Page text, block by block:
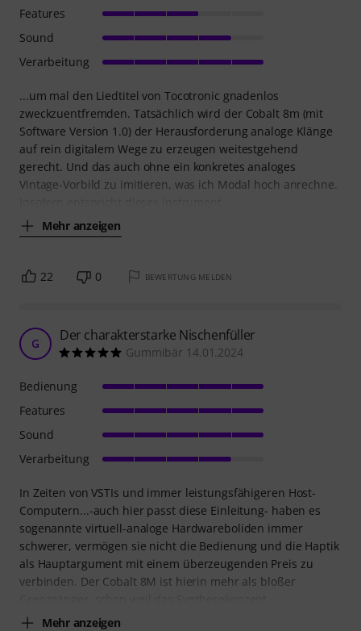
...um mal den Liedtitel von Tocotronic gnadenlos
zweckzuentfremden. Tatsächlich wird der Cobalt 8m (mit
Software Version 1.0) der Herausforderung analoge Klänge
auf rein digitalem Wege zu erzeugen weitestgehend
gerecht. Und das auch ohne ein konkretes analoges
Vintage-Vorbild zu imitieren, was ich Modal hoch anrechne.
Mehr anzeigen
Features
Sound
Verarbeitung
22 0 BEWERTUNG MELDEN
G Der charakterstarke Nischenfüller
Gummibär 14.01.2024
In Zeiten von VSTIs und immer leistungsfähigeren Host-
Computern...-auch hier passt diese Einleitung- haben es
sogenannte virtuell-analoge Hardwareboliden immer
schwerer, vermögen sie nicht die Bedienung und die Haptik
als Hauptargument mit einem überzeugenden Preis zu
verbinden. Der Cobalt 8M ist hierin mehr als bloßer
Mehr anzeigen
Bedienung
Features
Sound
Verarbeitung